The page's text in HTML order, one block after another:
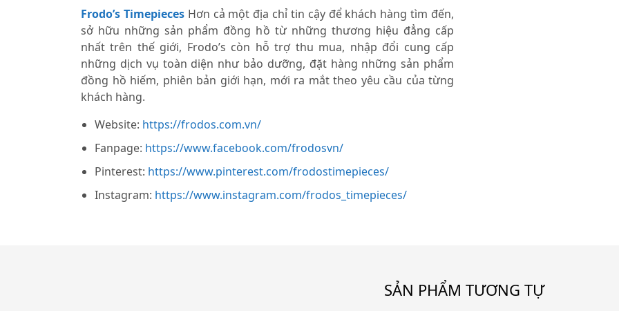
Frodo’s TimepiecesHơn cả một địa chỉ tin cậy để khách hàng tìm đến,
sở hữu những sản phẩm đồng hồ từ những thương hiệu đẳng cấp
nhất trên thế giới, Frodo’s còn hỗ trợ thu mua, nhập đổi cung cấp
những dịch vụ toàn diện như bảo dưỡng, đặt hàng những sản phẩm
đồng hồ hiếm, phiên bản giới hạn, mới ra mắt theo yêu cầu của từng
khách hàng.
Website: https://frodos.com.vn/
Fanpage: https://www.facebook.com/frodosvn/
Pinterest: https://www.pinterest.com/frodostimepieces/
Instagram: https://www.instagram.com/frodos_timepieces/
SẢN PHẨM TƯƠNG TỰ